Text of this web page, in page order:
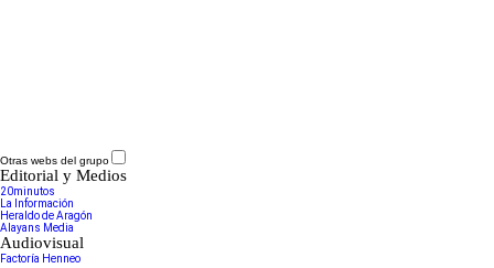
Otras webs del grupo
Editorial y Medios
20minutos
La Información
Heraldo de Aragón
Alayans Media
Audiovisual
Factoría Henneo